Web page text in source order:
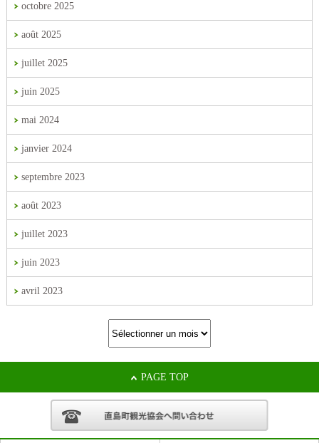
octobre 2025
août 2025
juillet 2025
juin 2025
mai 2024
janvier 2024
septembre 2023
août 2023
juillet 2023
juin 2023
avril 2023
PAGE TOP